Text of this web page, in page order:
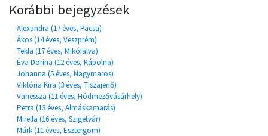
Korábbi bejegyzések
Alexandra (17 éves, Pacsa)
Ákos (14 éves, Veszprém)
Tekla (17 éves, Mikófalva)
Éva Dorina (12 éves, Kápolna)
Johanna (5 éves, Nagymaros)
Viktória Kira (3 éves, Tiszajenő)
Vanessza (11 éves, Hódmezővásárhely)
Petra (13 éves, Almáskamarás)
Mirella (16 éves, Szigetvár)
Márk (11 éves, Esztergom)